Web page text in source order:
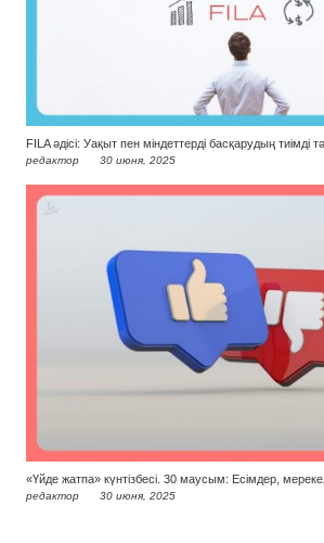
FILA әдісі: Уақыт пен міндеттерді басқарудың тиімді
редактор 30 июня, 2025
«Үйде жатпа» күнтізбесі. 30 маусым: Есімдер,
редактор 30 июня, 2025